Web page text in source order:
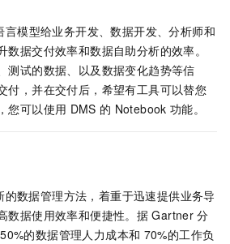
言模型给业务开发、数据开发、分析师和
据交付效率和数据自助分析的效率。
测试的数据、以及数据变化趋势等信
付，并在交付后，希望有工具可以替您
您可以使用 DMS 的 Notebook 功能。
的数据管理方法，着重于迅速提供业务导
数据使用效率和便捷性。据 Gartner 分
50%的数据管理人力成本和 70%的工作负